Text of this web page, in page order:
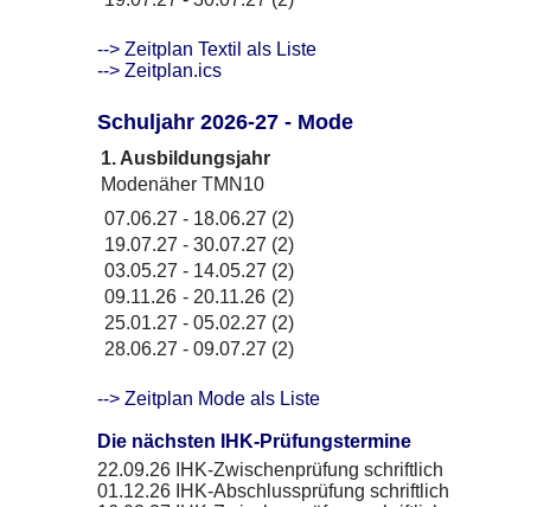
--> Zeitplan Textil als Liste
--> Zeitplan.ics
Schuljahr 2026-27 - Mode
1. Ausbildungsjahr
Modenäher TMN10
07.06.27 - 18.06.27 (2)
19.07.27 - 30.07.27 (2)
03.05.27 - 14.05.27 (2)
09.11.26 - 20.11.26 (2)
25.01.27 - 05.02.27 (2)
28.06.27 - 09.07.27 (2)
--> Zeitplan Mode als Liste
Die nächsten IHK-Prüfungstermine
22.09.26 IHK-Zwischenprüfung schriftlich
01.12.26 IHK-Abschlussprüfung schriftlich